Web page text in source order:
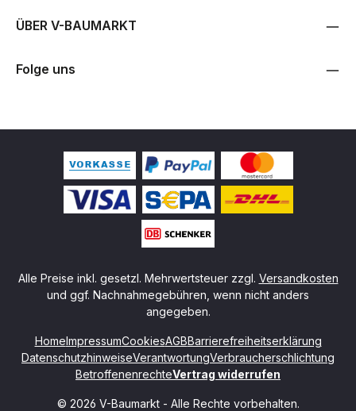
ÜBER V-BAUMARKT
Folge uns
Alle Preise inkl. gesetzl. Mehrwertsteuer zzgl. Versandkosten
und ggf. Nachnahmegebühren, wenn nicht anders
angegeben.
© 2026 V-Baumarkt - Alle Rechte vorbehalten.
HomeImpressumCookiesAGBBarrierefreiheitserklärung
DatenschutzhinweiseVerantwortungVerbraucherschlichtung
BetroffenenrechteVertrag widerrufen